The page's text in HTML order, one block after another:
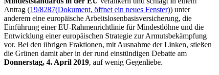
Antrag (19/8287(Dokument, öffnet ein neues Fenster)) unter
anderem eine europäische Arbeitslosenbasisversicherung, die
Einführung einer EU-Rahmenrichtlinie für Mindestlöhne und die
Entwicklung einer europäischen Strategie zur Armutsbekämpfung
vor. Bei den übrigen Fraktionen, mit Ausnahme der Linken, stießen
die Grünen damit aber in der rund einstündigen Debatte am
Donnerstag, 4. April 2019, auf wenig Gegenliebe.